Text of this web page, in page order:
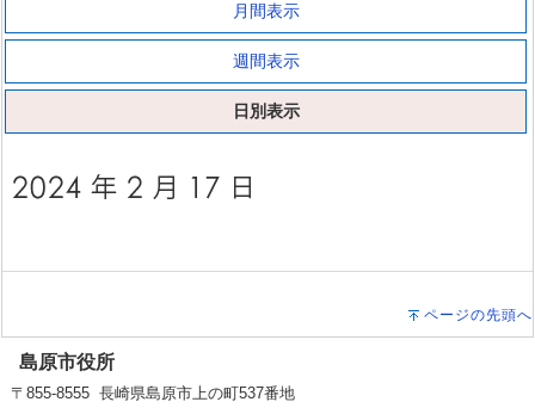
月間表示
週間表示
日別表示
ページの先頭へ
島原市役所
〒855-8555 長崎県島原市上の町537番地